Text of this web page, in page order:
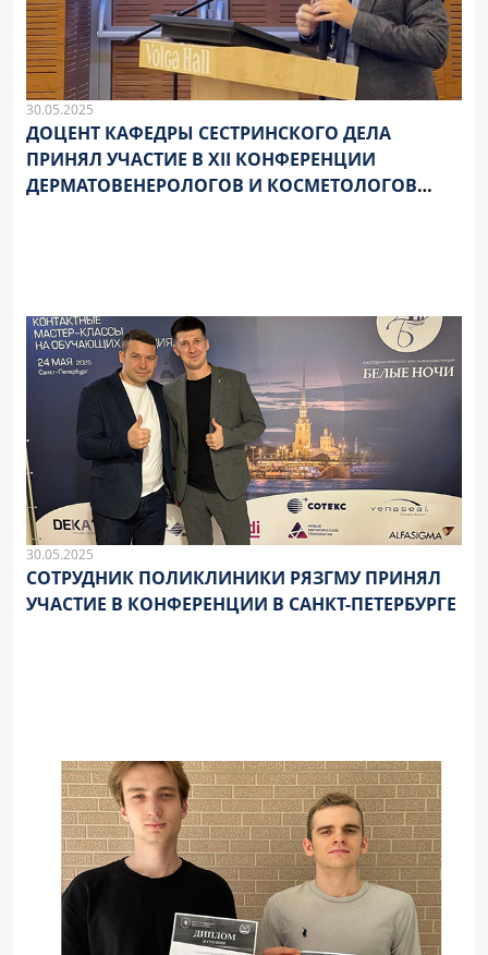
30.05.2025
ДОЦЕНТ КАФЕДРЫ СЕСТРИНСКОГО ДЕЛА
ПРИНЯЛ УЧАСТИЕ В XII КОНФЕРЕНЦИИ
ДЕРМАТОВЕНЕРОЛОГОВ И КОСМЕТОЛОГОВ
30.05.2025
СОТРУДНИК ПОЛИКЛИНИКИ РЯЗГМУ ПРИНЯЛ
УЧАСТИЕ В КОНФЕРЕНЦИИ В САНКТ-ПЕТЕРБУРГЕ